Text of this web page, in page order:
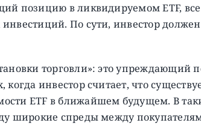
позицию в ликвидируемом ETF,
По сути, инвестор
торговли»: это упреждающий
инвестор считает, что
ETF в ближайшем будущем. В
широкие спреды между